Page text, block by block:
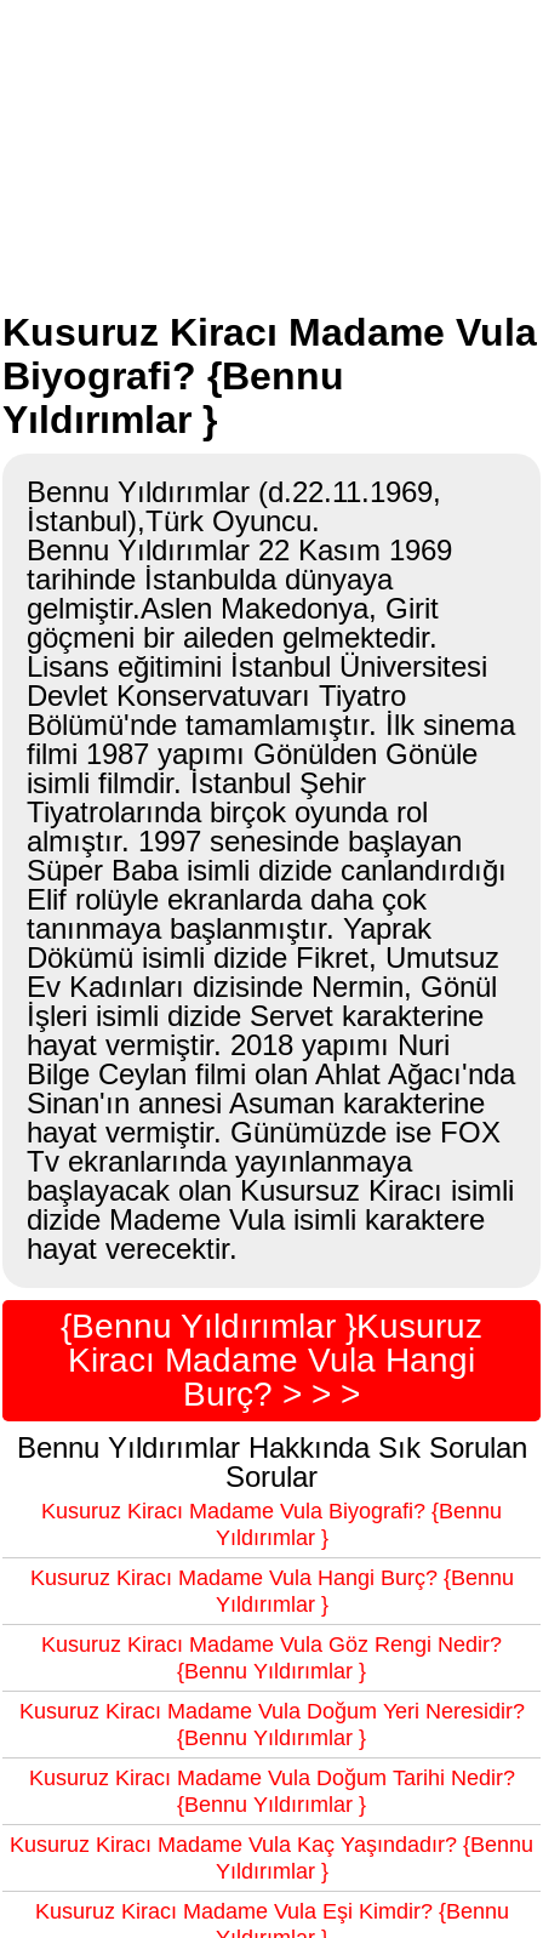
Kusuruz Kiracı Madame Vula
Biyografi? {Bennu
Yıldırımlar }
Bennu Yıldırımlar (d.22.11.1969,
İstanbul),Türk Oyuncu.
Bennu Yıldırımlar 22 Kasım 1969
tarihinde İstanbulda dünyaya
gelmiştir.Aslen Makedonya, Girit
göçmeni bir aileden gelmektedir.
Lisans eğitimini İstanbul Üniversitesi
Devlet Konservatuvarı Tiyatro
Bölümü'nde tamamlamıştır. İlk sinema
filmi 1987 yapımı Gönülden Gönüle
isimli filmdir. İstanbul Şehir
Tiyatrolarında birçok oyunda rol
almıştır. 1997 senesinde başlayan
Süper Baba isimli dizide canlandırdığı
Elif rolüyle ekranlarda daha çok
tanınmaya başlanmıştır. Yaprak
Dökümü isimli dizide Fikret, Umutsuz
Ev Kadınları dizisinde Nermin, Gönül
İşleri isimli dizide Servet karakterine
hayat vermiştir. 2018 yapımı Nuri
Bilge Ceylan filmi olan Ahlat Ağacı'nda
Sinan'ın annesi Asuman karakterine
hayat vermiştir. Günümüzde ise FOX
Tv ekranlarında yayınlanmaya
başlayacak olan Kusursuz Kiracı isimli
dizide Mademe Vula isimli karaktere
hayat verecektir.
{Bennu Yıldırımlar }Kusuruz
Kiracı Madame Vula Hangi
Burç? > > >
Bennu Yıldırımlar Hakkında Sık Sorulan
Sorular
Kusuruz Kiracı Madame Vula Biyografi? {Bennu
Yıldırımlar }
Kusuruz Kiracı Madame Vula Hangi Burç? {Bennu
Yıldırımlar }
Kusuruz Kiracı Madame Vula Göz Rengi Nedir?
{Bennu Yıldırımlar }
Kusuruz Kiracı Madame Vula Doğum Yeri Neresidir?
{Bennu Yıldırımlar }
Kusuruz Kiracı Madame Vula Doğum Tarihi Nedir?
{Bennu Yıldırımlar }
Kusuruz Kiracı Madame Vula Kaç Yaşındadır? {Bennu
Yıldırımlar }
Kusuruz Kiracı Madame Vula Eşi Kimdir? {Bennu